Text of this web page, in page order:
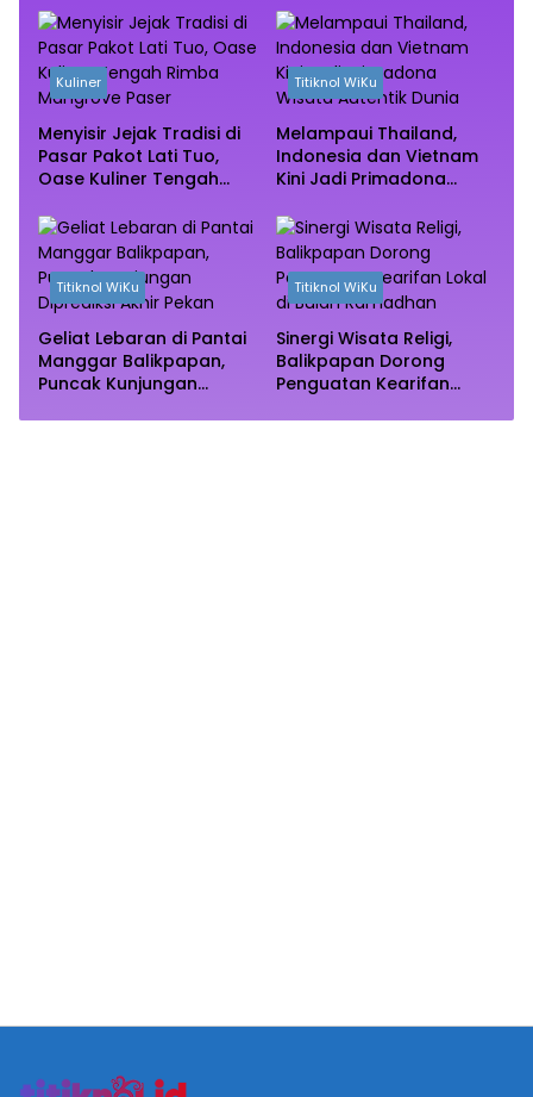
Kuliner
Menyisir Jejak Tradisi di
Pasar Pakot Lati Tuo,
Oase Kuliner Tengah
Titiknol WiKu
Melampaui Thailand,
Indonesia dan Vietnam
Kini Jadi Primadona
Titiknol WiKu
Geliat Lebaran di Pantai
Manggar Balikpapan,
Puncak Kunjungan
Titiknol WiKu
Sinergi Wisata Religi,
Balikpapan Dorong
Penguatan Kearifan